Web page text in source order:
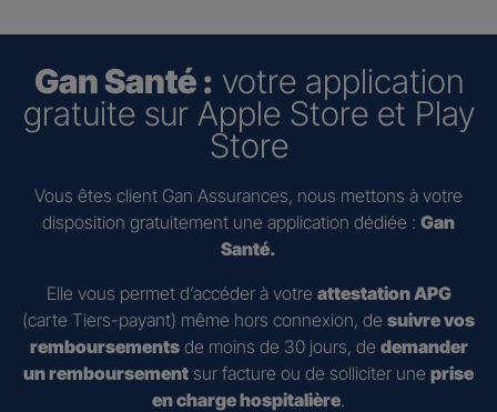
Gan Santé : votre application
gratuite sur Apple Store et Play
Store
Vous êtes client Gan Assurances, nous mettons à votre
disposition gratuitement une application dédiée : Gan
Santé.
Elle vous permet d’accéder à votre attestation APG
(carte Tiers-payant) même hors connexion, de suivre vos
remboursementsde moins de 30 jours, de demander
un remboursement sur facture ou de solliciter une prise
en charge hospitalière.